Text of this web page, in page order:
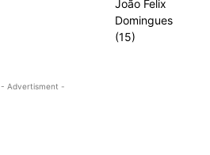
- Advertisment -